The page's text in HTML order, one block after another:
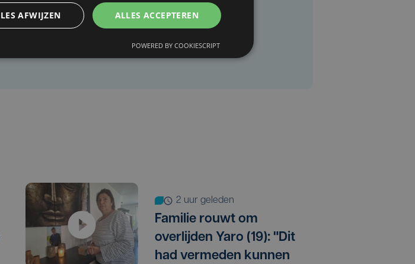
opgemerkt in dit artikel?
2 uur geleden
Familie rouwt om
overlijden Yaro (19): "Dit
had vermeden kunnen
ALLES ACCEPTEREN
AFWIJZEN
POWERED BY COOKIESCRIPT